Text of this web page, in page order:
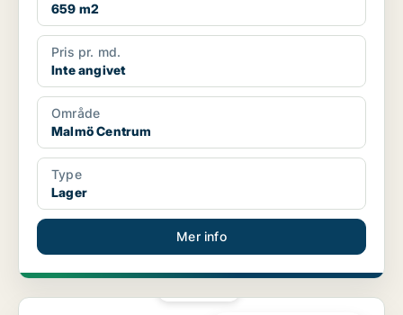
659 m2
Pris pr. md.
Inte angivet
Område
Malmö Centrum
Type
Lager
Mer info
Lager i Malmö Centrum